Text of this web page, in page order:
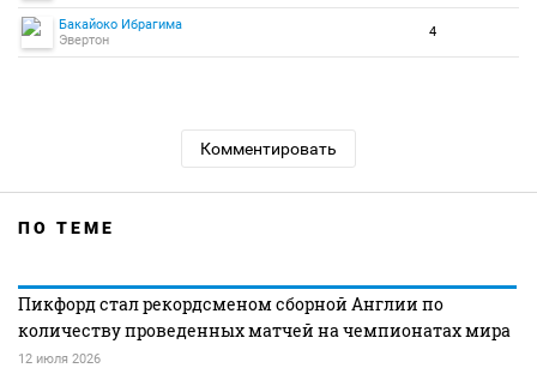
Бакайоко Ибрагима
Эвертон
4
Комментировать
ПО ТЕМЕ
Пикфорд стал рекордсменом сборной Англии по
количеству проведенных матчей на чемпионатах мира
12 июля 2026